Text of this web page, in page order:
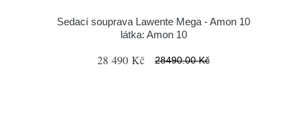
Sedací souprava Lawente Mega - Amon 10
látka: Amon 10
28 490 Kč 28490.00 Kč